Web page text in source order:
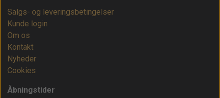
Salgs- og leveringsbetingelser
Kunde login
Om os
Kontakt
Nyheder
Cookies
Åbningstider